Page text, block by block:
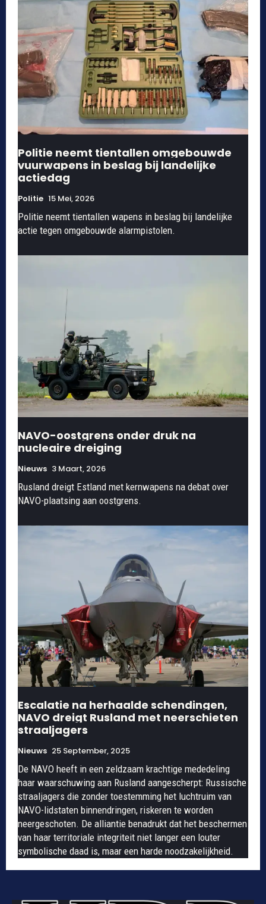
Politie neemt tientallen omgebouwde
vuurwapens in beslag bij landelijke
actiedag
Politie 15 Mei, 2026
Politie neemt tientallen wapens in beslag bij landelijke
actie tegen omgebouwde alarmpistolen.
NAVO-oostgrens onder druk na
nucleaire dreiging
Nieuws 3 Maart, 2026
Rusland dreigt Estland met kernwapens na debat over
NAVO-plaatsing aan oostgrens.
Escalatie na herhaalde schendingen,
NAVO dreigt Rusland met neerschieten
straaljagers
Nieuws 25 September, 2025
De NAVO heeft in een zeldzaam krachtige mededeling
haar waarschuwing aan Rusland aangescherpt: Russische
straaljagers die zonder toestemming het luchtruim van
NAVO-lidstaten binnendringen, riskeren te worden
neergeschoten. De alliantie benadrukt dat het beschermen
van haar territoriale integriteit niet langer een louter
symbolische daad is, maar een harde noodzakelijkheid.